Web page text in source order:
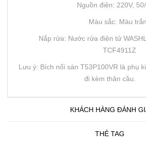
Nguồn điện: 220V,
Màu sắc: Màu
Nắp rửa: Nước rửa điện tử
TCF4911Z
Lưu ý: Bích nối sàn T53P100VR là phụ
đi kèm thân cầu.
KHÁCH HÀNG ĐÁNH
THẺ TAG